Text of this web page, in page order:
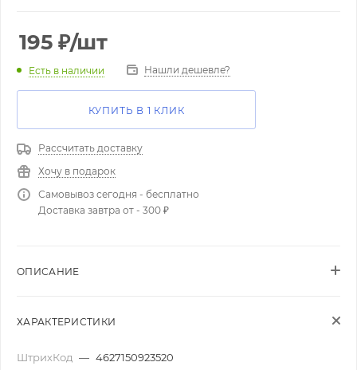
195 ₽/шт
Есть в наличии Нашли дешевле?
КУПИТЬ В 1 КЛИК
Рассчитать доставку
Хочу в подарок
Самовывоз сегодня - бесплатно
Доставка завтра от - 300 ₽
ОПИСАНИЕ
ХАРАКТЕРИСТИКИ
ШтрихКод — 4627150923520